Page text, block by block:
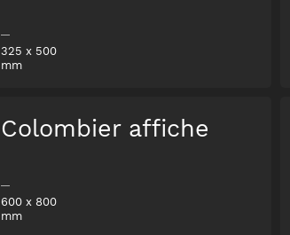
325 x 500
mm
Colombier affiche
600 x 800
mm